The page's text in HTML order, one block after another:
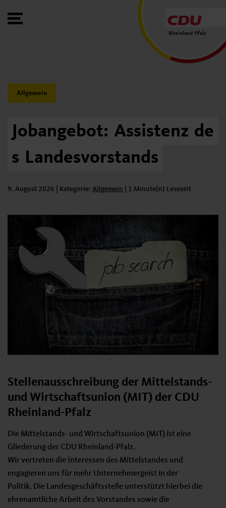
Toggle Menu
Rheinland-Pfalz
Category:
Allgemein
Jobangebot: Assistenz de
s Landesvorstands
9. August 2026 | Kategorie: Kategorie:
Allgemein 1 Minute(n) Lesezeit
Stellenausschreibung der Mittelstands-
und Wirtschaftsunion (MIT) der CDU
Rheinland-Pfalz
Die Mittelstands- und Wirtschaftsunion (MIT) ist eine
Gliederung der CDU Rheinland-Pfalz.
Wir vertreten die Interessen des Mittelstandes und
engagieren uns für mehr Unternehmergeist in der
Politik. Die Landesgeschäftsstelle unterstützt hierbei die
ehrenamtliche Arbeit des Vorstandes sowie die